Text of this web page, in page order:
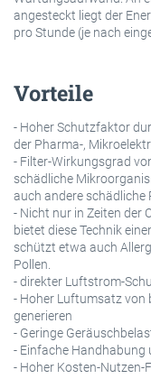
angesteckt liegt der
pro Stunde (je nach
Vorteile
- Hoher Schutzfaktor
der Pharma-,
- Filter-Wirkungsgrad
schädliche
auch andere schädliche
- Nicht nur in Zeiten der
bietet diese Technik
schützt etwa auch
Pollen.
- direkter Luftstrom-
- Hoher Luftumsatz von
generieren
- Geringe
- Einfache Handhabung
- Hoher Kosten-Nutzen-